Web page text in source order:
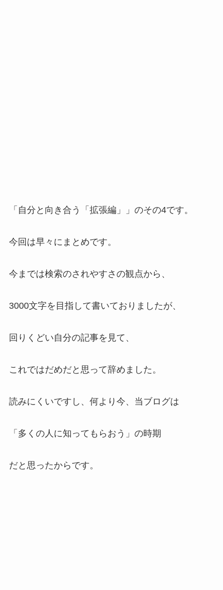
「自分と向き合う「拡張編」」のその4です。
今回は早々にまとめです。
今までは検索のされやすさの観点から、
3000文字を目指して書いておりましたが、
回りくどい自分の記事を見て、
これではだめだと思って辞めました。
読みにくいですし、何より今、当ブログは
「多くの人に知ってもらおう」の時期
だと思ったからです。